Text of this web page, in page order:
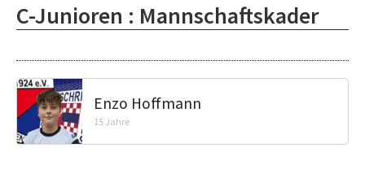
C-Junioren : Mannschaftskader
Enzo Hoffmann
15 Jahre